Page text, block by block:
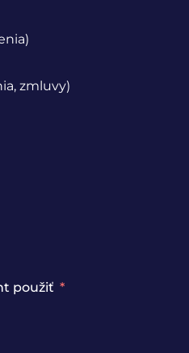
zmluvy)
použiť